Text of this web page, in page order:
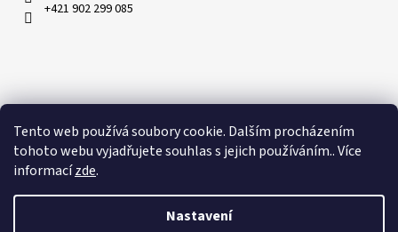
Tento web používá soubory cookie. Dalším procházením
tohoto webu vyjadřujete souhlas s jejich používáním.. Více
informacízde.
Nastavení
+421 902 299 085
Přijímáme online platby